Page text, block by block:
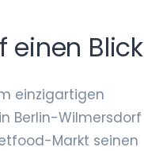
einen Blick
einzigartigen
Berlin-Wilmersdorf
Markt seinen